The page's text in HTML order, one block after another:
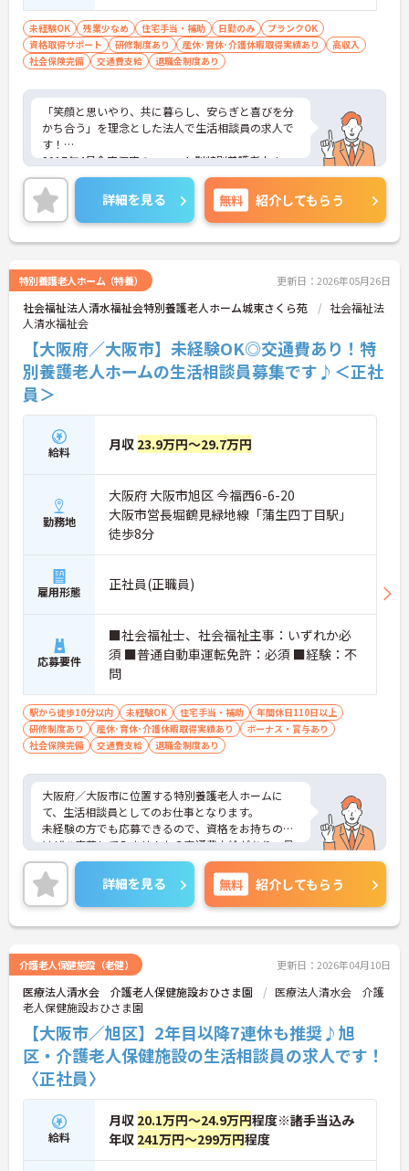
未経験OK 残業少なめ 住宅手当・補助 日勤のみ
ブランクOK
資格取得サポート
研修制度あり 産休･育休･介護休暇取得実績あり
高収入
社会保険完備
交通費支給 退職金制度あり
「笑顔と思いやり、共に暮らし、安らぎと喜びを分
かち合う」を理念とした法人で生活相談員の求人で
す！
2017年4月全室個室のユニット型特別養護老人ホー
ムにリニューアル。
大阪メトロ地下鉄谷町線 関目高殿駅より徒歩約13
分・ＪＲおおさか東線城北公園通駅より徒歩約15
分。大阪市内はもちろん周辺地域からのアクセスも
◎研修制度充実の、働きやすい施設、法人です。
溢れた方を募集中☆
未経験の方には丁寧な教育・研修でフォローしてい
ただけるので安心して就業いただけます♪
ご興味がある方は是非一度マイナビまでお問合せく
ださい！！
詳細を見る 無料 紹介してもらう
特別養護老人ホーム（特養） 更新日：2026年05月26日
社会福祉法人清水福祉会特別養護老人ホーム城東さくら苑
社会福祉法
人清水福祉会
【大阪府／大阪市】未経験OK◎交通費あり！特
別養護老人ホームの生活相談員募集です♪＜正社
員＞
給料 月収 23.9万円～29.7万円
勤務地
大阪府 大阪市旭区 今福西6-6-20
大阪市営長堀鶴見緑地線「蒲生四丁目駅」
徒歩8分
雇用形態 正社員(正職員)
応募要件
■社会福祉士、社会福祉主事：いずれか必
須 ■普通自動車運転免許：必須 ■経験：不
問
駅から徒歩10分以内 未経験OK 住宅手当・補助
年間休日110日以上
研修制度あり
産休･育休･介護休暇取得実績あり
ボーナス・賞与あり
社会保険完備
交通費支給 退職金制度あり
大阪府／大阪市に位置する特別養護老人ホームに
て、生活相談員としてのお仕事となります。
未経験の方でも応募できるので、資格をお持ちの方
はぜひ応募してみませんか？交通費支給があり、最
寄駅から徒歩8分程度なので、通勤の心配はいりま
せん！
ご興味ある方は面接ポイントをお伝えしますので、
お気軽にお問い合わせください♪
詳細を見る 無料 紹介してもらう
介護老人保健施設（老健） 更新日：2026年04月10日
医療法人清水会 介護老人保健施設おひさま園
医療法人清水会 介護
老人保健施設おひさま園
【大阪市／旭区】2年目以降7連休も推奨♪旭
区・介護老人保健施設の生活相談員の求人です！
〈正社員〉
給料
月収 20.1万円～24.9万円程度※諸手当込み
年収 241万円～299万円程度